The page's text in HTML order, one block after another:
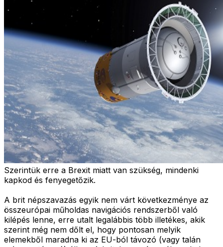
Szerintük erre a Brexit miatt van szükség, mindenki
kapkod és fenyegetőzik.
A brit népszavazás egyik nem várt következménye az
összeurópai műholdas navigációs rendszerből való
kilépés lenne, erre utalt legalábbis több illetékes, akik
szerint még nem dőlt el, hogy pontosan melyik
elemekből maradna ki az EU-ból távozó (vagy talán